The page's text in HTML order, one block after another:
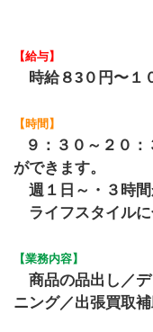
【給与】
時給８3０円〜１
【時間】
９：３０～２０
ができます。
週１日～・３時間
ライフスタイル
【業務内容】
商品の品出し／デ
ニング／出張買取